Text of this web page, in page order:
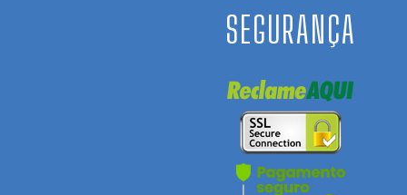
SEGURANÇA